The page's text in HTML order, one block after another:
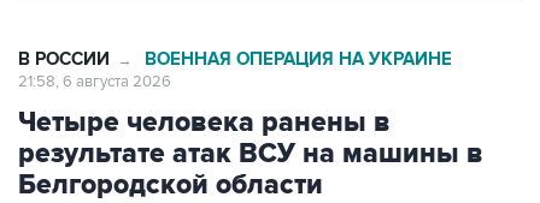
В РОССИИ → ВОЕННАЯ ОПЕРАЦИЯ НА УКРАИНЕ
21:58, 6 августа 2026
Четыре человека ранены в
результате атак ВСУ на машины в
Белгородской области